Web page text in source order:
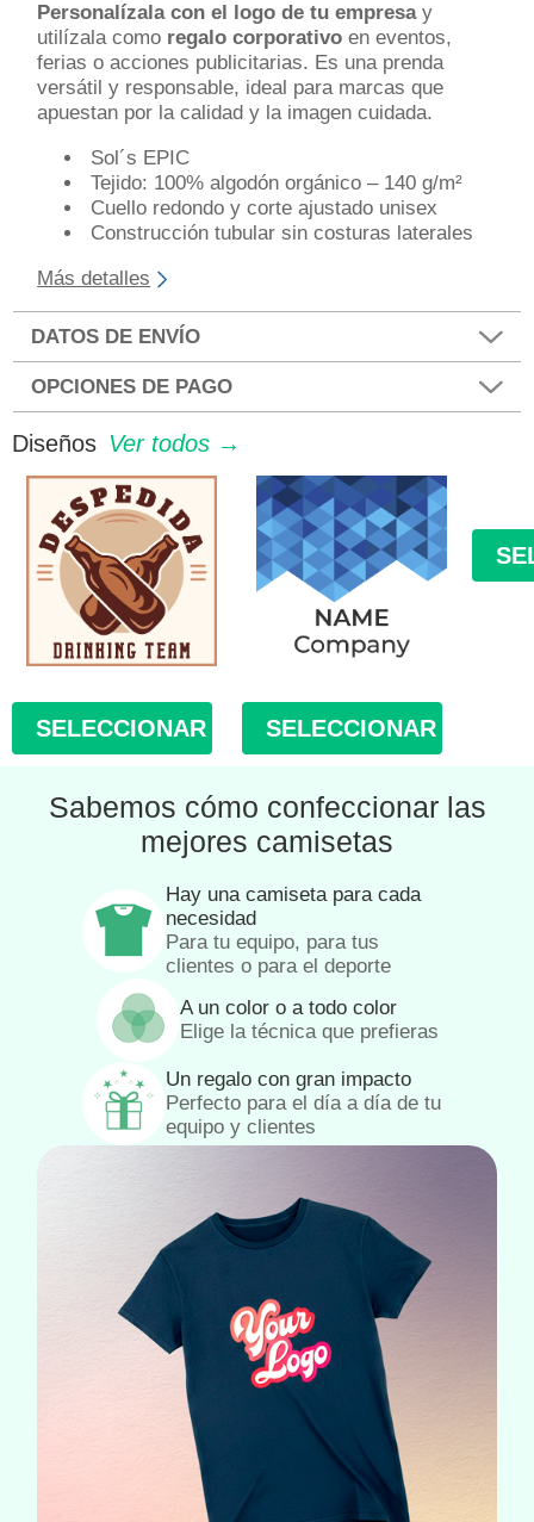
Personalízala con el logo de tu empresay
utilízala como regalo corporativo en eventos,
ferias o acciones publicitarias. Es una prenda
versátil y responsable, ideal para marcas que
apuestan por la calidad y la imagen cuidada.
Sol´s EPIC
Tejido: 100% algodón orgánico – 140 g/m²
Cuello redondo y corte ajustado unisex
Construcción tubular sin costuras laterales
Más detalles
DATOS DE ENVÍO
OPCIONES DE PAGO
Diseños Ver todos →
SELECCIONAR SELECCIONAR
Sabemos cómo confeccionar las
mejores camisetas
Hay una camiseta para cada
necesidad
Para tu equipo, para tus
clientes o para el deporte
A un color o a todo color
Elige la técnica que prefieras
Un regalo con gran impacto
Perfecto para el día a día de tu
equipo y clientes